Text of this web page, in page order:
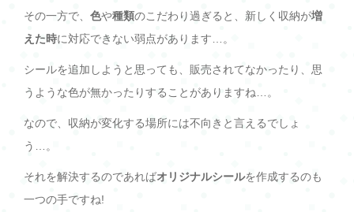
その一方で、 色や種類のこだわり過ぎると、新しく収納が増
えた時に対応できない弱点があります…。
シールを追加しようと思っても、販売されてなかったり、思
うような色が無かったりすることがありますね…。
なので、収納が変化する場所には不向きと言えるでしょ
う…。
それを解決するのであればオリジナルシールを作成するのも
一つの手ですね!